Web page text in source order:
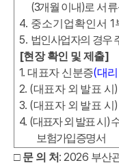
(3개월 이내)로 서
4. 중소기업확인서 1
5. 법인사업자의 경우
[현장 확인 및 제출]
1.대표자 신분증(대
2. (대표자 외 발표 시 )
3. (대표자 외 발표 시 )
4. (대표자 외 발표 시 )
보험가입증명서
□ 문 의 처: 2026 부산